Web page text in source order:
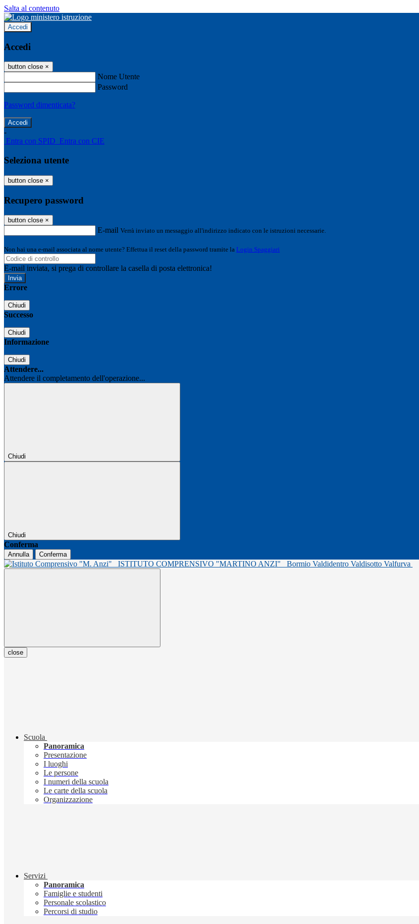
Salta al contenuto
Accedi
Accedi
button close ×
Nome Utente
Password
Password dimenticata?
-
Entra con SPID Entra con CIE
Seleziona utente
button close ×
Recupero password
button close ×
E-mail Verrà inviato un messaggio all'indirizzo indicato con le istruzioni necessarie.
Non hai una e-mail associata al nome utente? Effettua il reset della password tramite la Login Spaggiari
E-mail inviata, si prega di controllare la casella di posta elettronica!
Errore
Chiudi
Successo
Chiudi
Informazione
Chiudi
Attendere...
Attendere il completamento dell'operazione...
Chiudi
Chiudi
Conferma
Annulla Conferma
ISTITUTO COMPRENSIVO "MARTINO ANZI" Bormio Valdidentro Valdisotto Valfurva
close
Scuola
Panoramica
Presentazione
I luoghi
Le persone
I numeri della scuola
Le carte della scuola
Organizzazione
Servizi
Panoramica
Famiglie e studenti
Personale scolastico
Percorsi di studio